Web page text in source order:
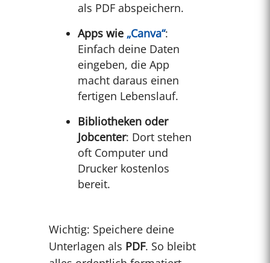
als PDF abspeichern.
Apps wie „Canva“:
Einfach deine Daten
eingeben, die App
macht daraus einen
fertigen Lebenslauf.
Bibliotheken oder
Jobcenter: Dort stehen
oft Computer und
Drucker kostenlos
bereit.
Wichtig: Speichere deine
Unterlagen als PDF. So bleibt